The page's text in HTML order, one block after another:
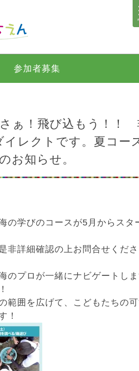
参加者募集
ぁ！飛び込もう！！
イレクトです。夏コー
のお知らせ。
の学びのコースが5月からスタ
非詳細確認の上お問合せくださ
のプロが一緒にナビゲートし
範囲を広げて、こどもたちの
！